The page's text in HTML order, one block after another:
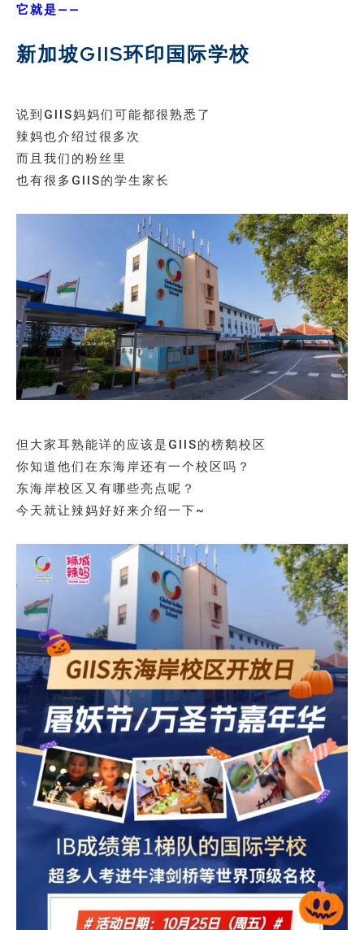
它就是——
新加坡GIIS环印国际学校
说到GIIS妈妈们可能都很熟悉了
辣妈也介绍过很多次
而且我们的粉丝里
也有很多GIIS的学生家长
但大家耳熟能详的应该是GIIS的榜鹅校区
你知道他们在东海岸还有一个校区吗？
东海岸校区又有哪些亮点呢？
今天就让辣妈好好来介绍一下~